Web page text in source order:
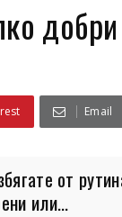
Email
от
или...